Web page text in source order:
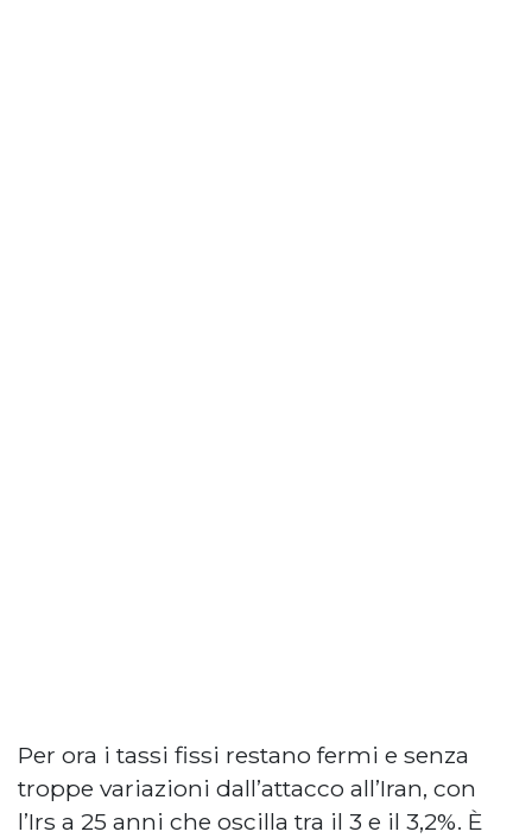
Per ora i tassi fissi restano fermi e senza
troppe variazioni dall’attacco all’Iran, con
l’Irs a 25 anni che oscilla tra il 3 e il 3,2%. È